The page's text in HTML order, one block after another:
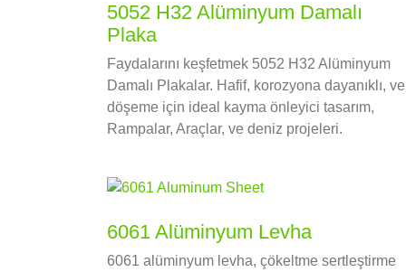
5052 H32 Alüminyum Damalı
Plaka
Faydalarını keşfetmek 5052 H32 Alüminyum
Damalı Plakalar. Hafif, korozyona dayanıklı, ve
döşeme için ideal kayma önleyici tasarım,
Rampalar, Araçlar, ve deniz projeleri.
6061 Alüminyum Levha
6061 alüminyum levha, çökeltme sertleştirme